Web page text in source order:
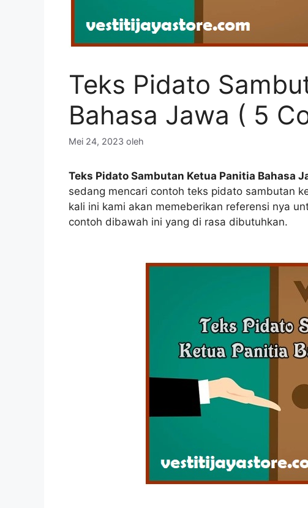
Teks Pidato
Bahasa Jawa ( 5
Mei 24, 2023 oleh
Teks Pidato Sambutan Ketua Panitia Bahasa
sedang mencari contoh teks pidato sambutan
kali ini kami akan memeberikan referensi nya
contoh dibawah ini yang di rasa dibutuhkan.